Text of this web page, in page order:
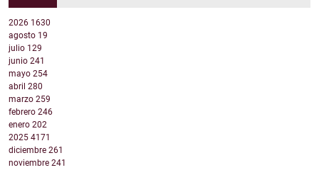
2026 1630
agosto 19
julio 129
junio 241
mayo 254
abril 280
marzo 259
febrero 246
enero 202
2025 4171
diciembre 261
noviembre 241